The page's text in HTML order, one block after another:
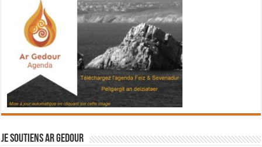
Je soutiens Ar Gedour